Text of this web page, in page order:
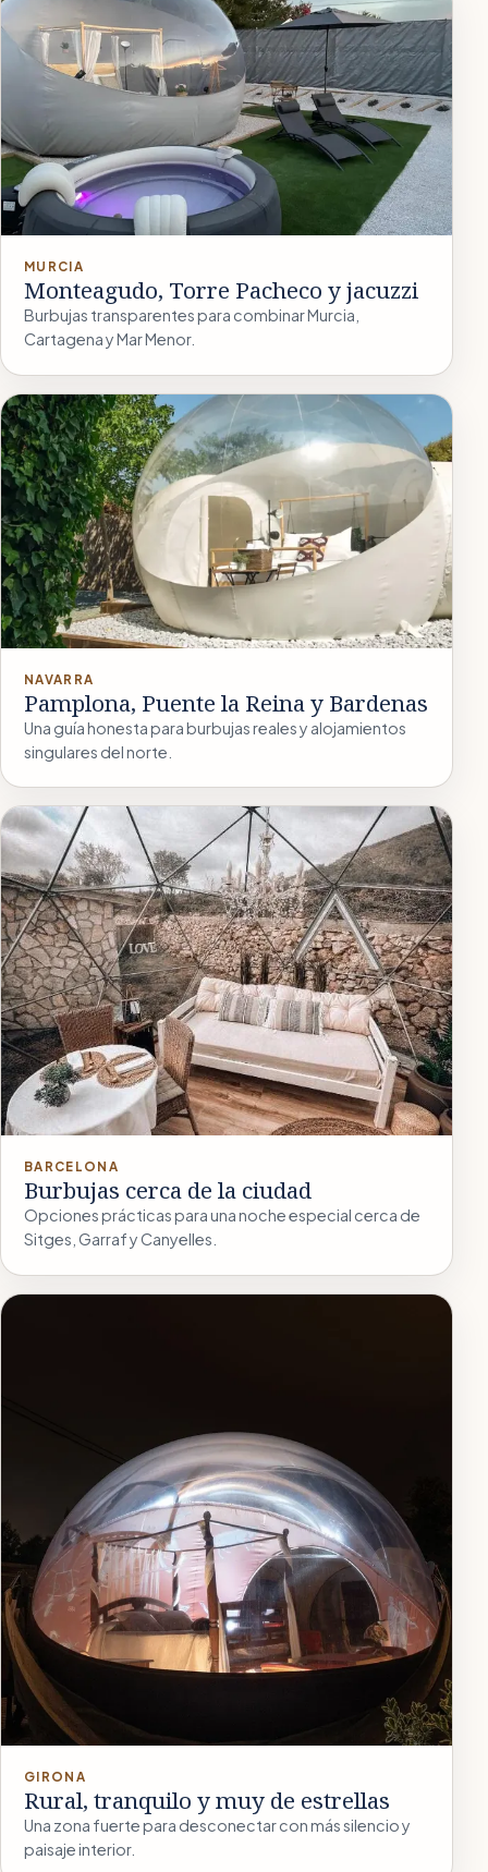
MURCIA
Monteagudo, Torre Pacheco y jacuzzi
Burbujas transparentes para combinar Murcia,
Cartagena y Mar Menor.
NAVARRA
Pamplona, Puente la Reina y Bardenas
Una guía honesta para burbujas reales y alojamientos
singulares del norte.
BARCELONA
Burbujas cerca de la ciudad
Opciones prácticas para una noche especial cerca de
Sitges, Garraf y Canyelles.
GIRONA
Rural, tranquilo y muy de estrellas
Una zona fuerte para desconectar con más silencio y
paisaje interior.